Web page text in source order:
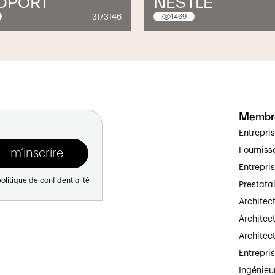
31/3146 1469
de confidentialité